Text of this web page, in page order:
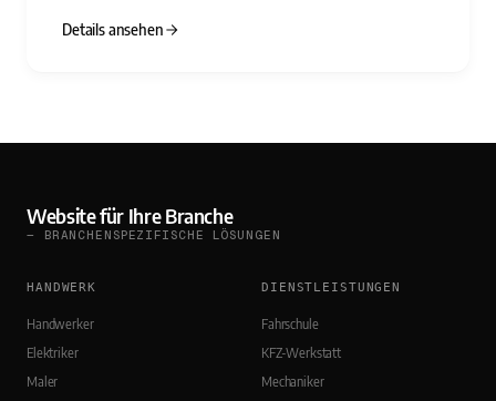
Details ansehen
Website für Ihre Branche
— BRANCHENSPEZIFISCHE LÖSUNGEN
HANDWERK
Handwerker
Elektriker
Maler
DIENSTLEISTUNGEN
Fahrschule
KFZ-Werkstatt
Mechaniker